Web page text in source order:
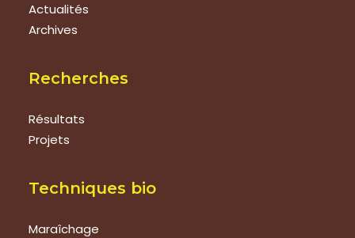
Actualités
Archives
Recherches
Résultats
Projets
Techniques bio
Maraîchage